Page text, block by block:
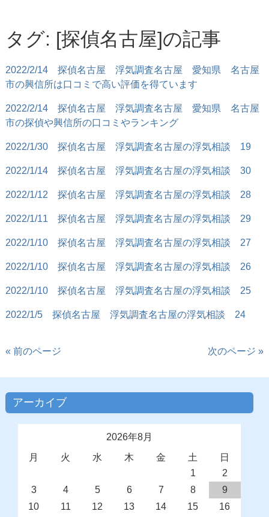
タグ: [探偵名古屋]の記事
2022/2/14
探偵名古屋 浮気調査名古屋 愛知県 名古屋
市の興信所は口コミで高い評価を得ています
2022/2/14
探偵名古屋 浮気調査名古屋 愛知県 名古屋
市の探偵や興信所の口コミやランキング
2022/1/30 探偵名古屋 浮気調査名古屋の浮気相談 19
2022/1/14 探偵名古屋 浮気調査名古屋の浮気相談 30
2022/1/12 探偵名古屋 浮気調査名古屋の浮気相談 28
2022/1/11 探偵名古屋 浮気調査名古屋の浮気相談 29
2022/1/10 探偵名古屋 浮気調査名古屋の浮気相談 27
2022/1/10 探偵名古屋 浮気調査名古屋の浮気相談 26
2022/1/10 探偵名古屋 浮気調査名古屋の浮気相談 25
2022/1/5 探偵名古屋 浮気調査名古屋の浮気相談 24
« 前のページ 次のページ »
アーカイブ
2026年8月
月
火 水 木 金 土
日
1
2
3
4 5 6 7 8
9
10
11 12 13 14 15
16